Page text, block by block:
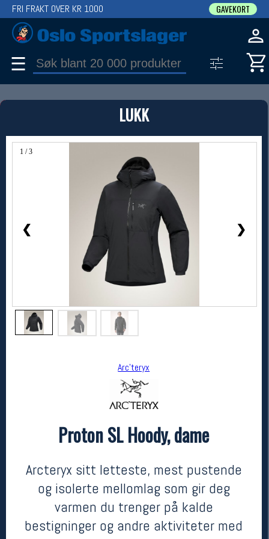
LUKK
1 / 3
❮ ❯
Arc'teryx
Proton SL Hoody, dame
Arcteryx sitt letteste, mest pustende
og isolerte mellomlag som gir deg
varmen du trenger på kalde
bestigninger og andre aktiviteter med
FRI FRAKT OVER KR 1000 GAVEKORT
☰
PRODUKT
Produkter (1)
Bruk filter til å spisse søket
Arc'teryx
kr 2939